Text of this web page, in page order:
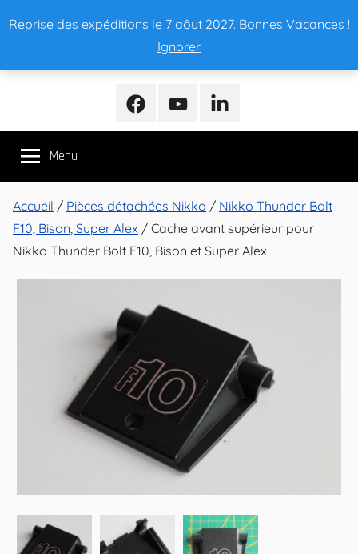
Reprise des expéditions le 7 aôut 2027. Bonnes Vacances !
Ignorer
au
NikkoMania
Véhicules
Nikko
Evo
Pro-
FacebookYoutubeLinkedIn
Menu
Accueil / Pièces détachées Nikko / Nikko Thunder Bolt
F10, Bison, Super Alex / Cache avant supérieur pour
Nikko Thunder Bolt F10, Bison et Super Alex